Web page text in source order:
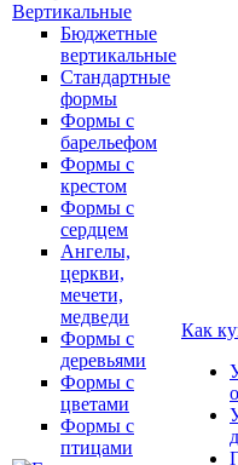
Вертикальные
Бюджетные
вертикальные
Стандартные
формы
Формы с
барельефом
Формы с
крестом
Формы с
сердцем
Ангелы,
церкви,
мечети,
медведи
Формы с
деревьями
Формы с
цветами
Формы с
птицами
Как